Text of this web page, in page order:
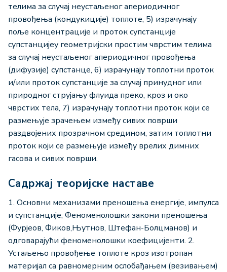
телима за случај неустаљеног апериодичног
провођења (кондукиције) топлоте, 5) израчунају
поље концентрације и проток супстанције
супстанцијеу геометријски простим чврстим телима
за случај неустаљеног апериодичног провођења
(дифузије) супстанце, 6) израчунају топлотни проток
и/или проток супстанције за случај принудног или
природног струјању флуида преко, кроз и око
чврстих тела, 7) израчунају топлотни проток који се
размењује зрачењем између сивих површи
раздвојених прозрачном средином, затим топлотни
проток који се размењује између врелих димних
гасова и сивих површи.
Садржај теоријске наставе
1. Основни механизами преношења енергије, импулса
и супстанције; Феноменолошки закони преношења
(Фурјеов, Фиков,Њутнов, Штефан-Болцманов) и
одговарајући феноменолошки коефицијенти. 2.
Устаљењо провођење топлоте кроз изотропан
материјал са равномерним ослобађањем (везивањем)